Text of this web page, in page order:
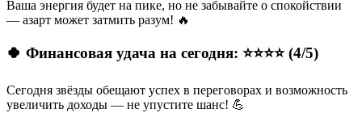
Ваша энергия будет на пике, но не забывайте о спокойствии
— азарт может затмить разум! 🔥
🍀 Финансовая удача на сегодня: ⭐⭐⭐⭐ (4/5)
Сегодня звёзды обещают успех в переговорах и возможность
увеличить доходы — не упустите шанс! 💪